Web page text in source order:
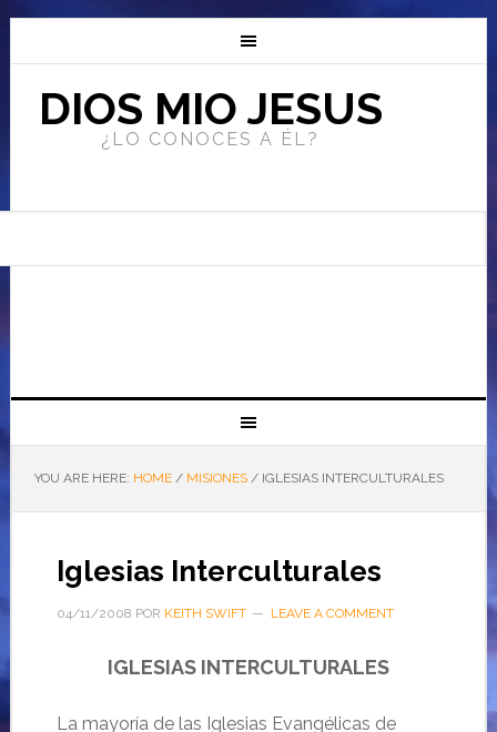
DIOS MIO JESUS
¿LO CONOCES A ÉL?
YOU ARE HERE: HOME / MISIONES /IGLESIAS INTERCULTURALES
Iglesias Interculturales
04/11/2008 POR KEITH SWIFT LEAVE A COMMENT
IGLESIAS INTERCULTURALES
La mayoría de las Iglesias Evangélicas de